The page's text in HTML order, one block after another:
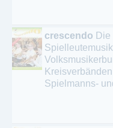
crescendo
Spielmanns-